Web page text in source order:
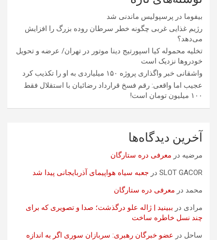
بیفوما در پرسپولیس ماندنی شد
رژیم غذایی غربی چگونه خطر سرطان روده بزرگ را افزایش
می‌دهد؟
تخلیه محموله کیا اسپورتیج دینا موتور در تهران/ عرضه و تحویل
خودروها نزدیک است
واشقانی خبر واگذاری پروژه ۱۵۰ میلیاردی به او را تکذیب کرد
عجیب اما واقعی: رقم فسخ قرارداد رضائیان با استقلال فقط
۱۰۰ میلیون تومان است!
آخرین دیدگاه‌ها
مرضیه در معرفی دره ستارگان
SLOT GACOR در جعبه سیاه هواپیمای آذربایجانی پیدا شد
محمد در معرفی دره ستارگان
مرادی در ببینید | ژاله علو درگذشت؛ صدا و تصویری که برای
چند نسل خاطره ساخت
ساحل در عضو خبرگان رهبری: سربازان سوری اگر به اندازه